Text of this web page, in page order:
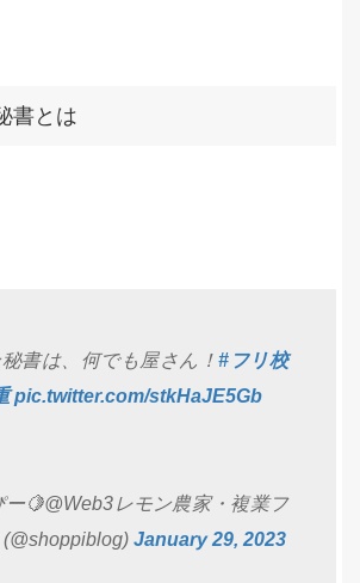
書とは
書は、何でも屋さん！#フリ校
pic.twitter.com/stkHaJE5Gb
🍋@Web3レモン農家・複業フ
(@shoppiblog) January 29, 2023